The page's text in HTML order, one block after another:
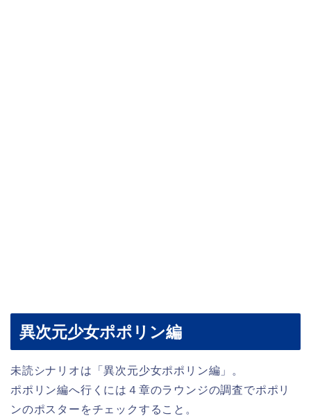
異次元少女ポポリン編
未読シナリオは「異次元少女ポポリン編」。
ポポリン編へ行くには４章のラウンジの調査でポポリ
ンのポスターをチェックすること。